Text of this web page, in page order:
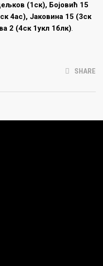
(1ск), Бојовић 15
4ас), Јаковина 15 (3ск
2 (4ск 1укл 1блк).
SHARE